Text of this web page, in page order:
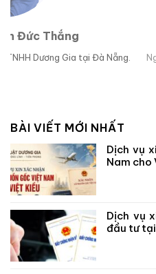
Luật sư
Nguyên Kiểm sát viên của
BÀI VIẾT MỚI NHẤT
Dịch vụ
Nam cho
Dịch vụ
đầu tư